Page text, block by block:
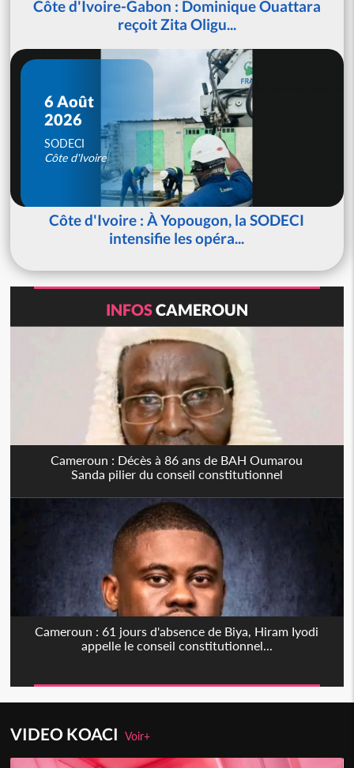
Côte d'Ivoire-Gabon : Dominique Ouattara
reçoit Zita Oligu...
6 Août
2026
SODECI
Côte d'Ivoire
Côte d'Ivoire : À Yopougon, la SODECI
intensifie les opéra...
INFOSCAMEROUN
Cameroun : Décès à 86 ans de BAH Oumarou
Sanda pilier du conseil constitutionnel
Cameroun : 61 jours d'absence de Biya, Hiram Iyodi
appelle le conseil constitutionnel...
VIDEO KOACIVoir+